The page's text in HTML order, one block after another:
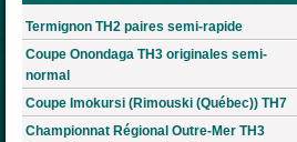
Termignon TH2 paires semi-rapide
Coupe Onondaga TH3 originales semi-
normal
Coupe Imokursi (Rimouski (Québec)) TH7
Championnat Régional Outre-Mer TH3